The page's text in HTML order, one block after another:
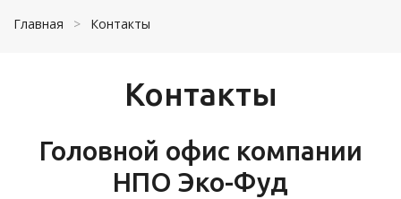
Главная > Контакты
Контакты
Головной офис компании
НПО Эко-Фуд